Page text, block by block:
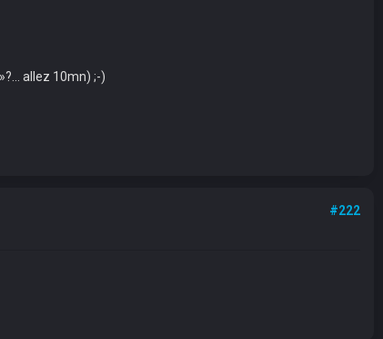
allez 10mn) ;-)
#222